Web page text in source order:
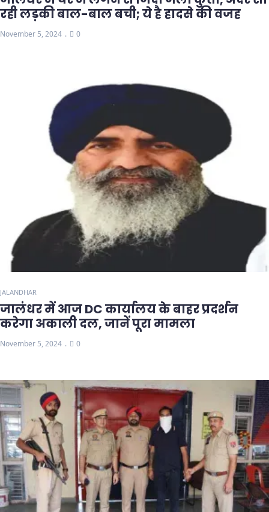
रही लड़की बाल-बाल बची; ये है हादसे की वजह
November 5, 2024 0
JALANDHAR
जालंधर में आज DC कार्यालय के बाहर प्रदर्शन
करेगा अकाली दल, जानें पूरा मामला
November 5, 2024 0